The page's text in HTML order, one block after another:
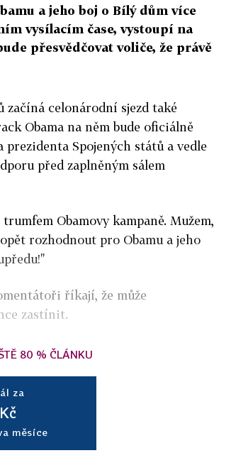
a jeho boj o Bílý dům více
vysílacím čase, vystoupí na
přesvědčovat voliče, že právě
celonárodní sjezd také
Obama na něm bude oficiálně
Spojených států a vedle
před zaplněným sálem
Obamovy kampaně. Mužem,
rozhodnout pro Obamu a jeho
říkají, že může
zastínit.
80 % ČLÁNKU
za
měsíce